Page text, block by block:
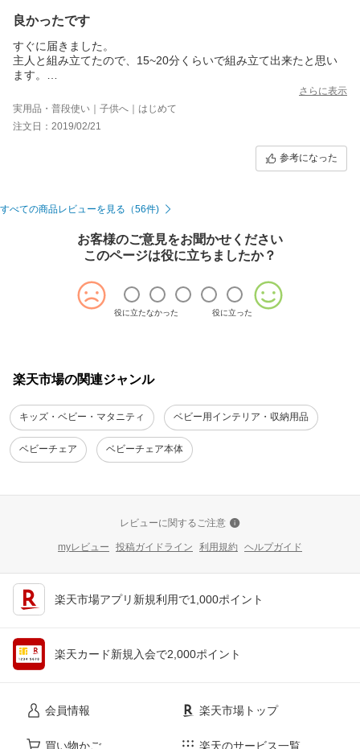
良かったです
すぐに届きました。
主人と組み立てたので、15~20分くらいで組み立て出来たと思い
ます。
さらに表示
実用品・普段使い｜子供へ｜はじめて
注文日：2019/02/21
参考になった
すべての商品レビューを見る（56件)
お客様のご意見をお聞かせください
このページは役に立ちましたか？
役に立たなかった 役に立った
楽天市場の関連ジャンル
キッズ・ベビー・マタニティ ベビー用インテリア・収納用品
ベビーチェア ベビーチェア本体
レビューに関するご注意
myレビュー 投稿ガイドライン 利用規約 ヘルプガイド
楽天市場アプリ新規利用で1,000ポイント
楽天カード新規入会で2,000ポイント
会員情報
買い物かご
楽天市場トップ
楽天のサービス一覧